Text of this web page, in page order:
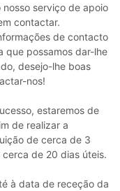
serviço de apoio
contactar.
de contacto
que possamos dar-lhe
desejo-lhe boas
nos!
estaremos de
de realizar a
de cerca de 3
de 20 dias úteis.
à data de receção da